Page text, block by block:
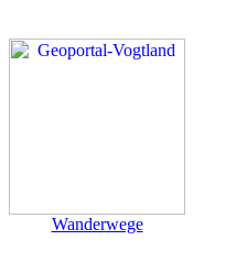
Wanderwege